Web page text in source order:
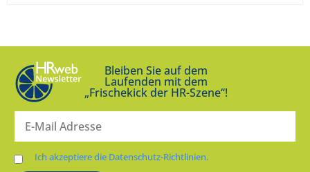
Bleiben Sie auf dem
Laufenden mit dem
„Frischekick der HR-Szene“!
Ich akzeptiere die Datenschutz-Richtlinien.